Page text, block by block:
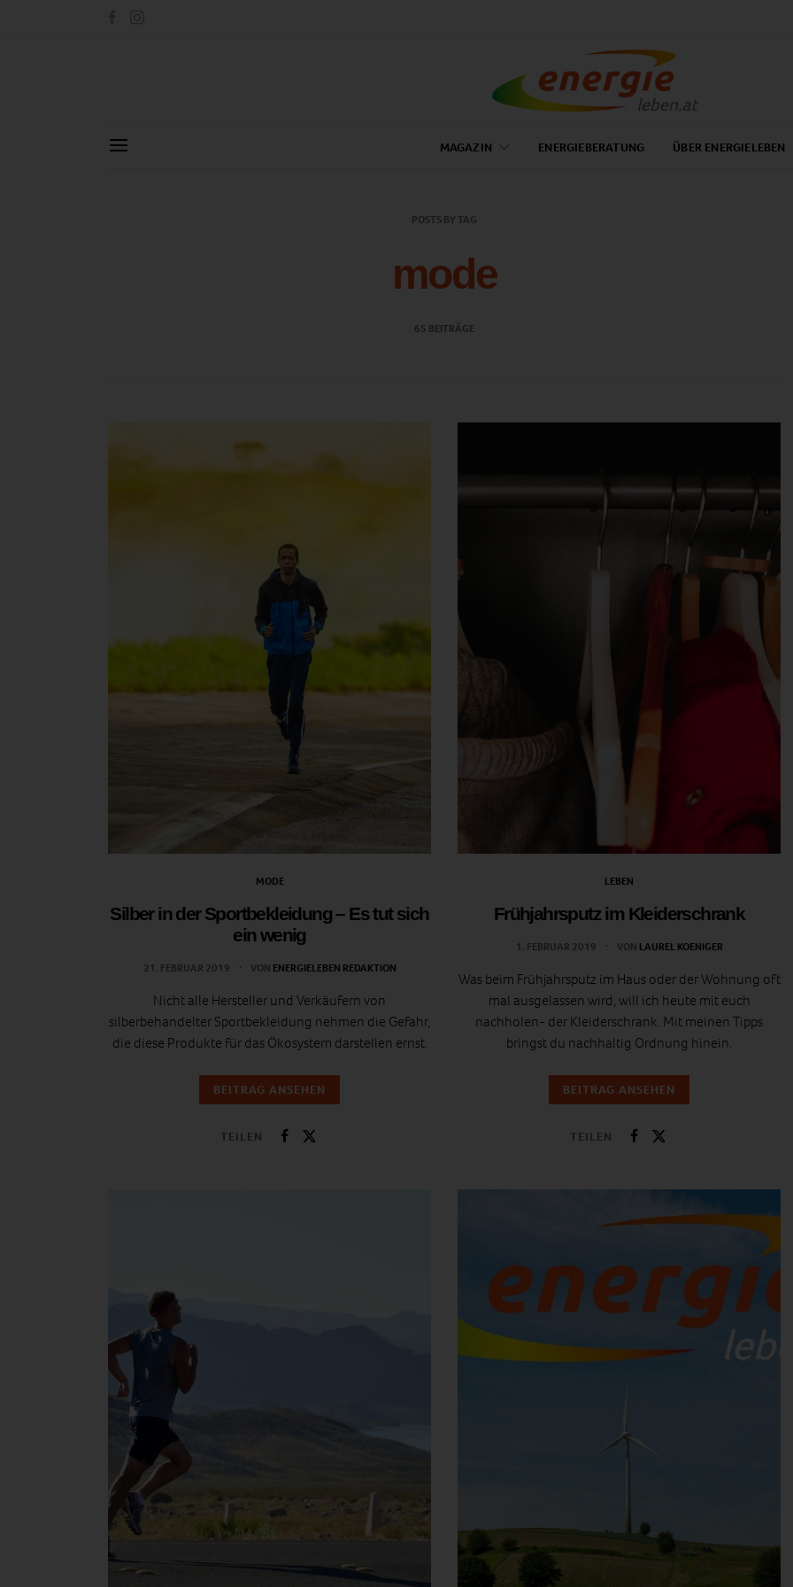
MAGAZIN ENERGIEBERATUNG ÜBER ENERGIELEBEN
POSTS BY TAG
mode
65 BEITRÄGE
MODE
Silber in der Sportbekleidung – Es tut sich
ein wenig
21. FEBRUAR 2019 VON ENERGIELEBEN REDAKTION
Nicht alle Hersteller und Verkäufern von
silberbehandelter Sportbekleidung nehmen die Gefahr,
die diese Produkte für das Ökosystem darstellen ernst.
BEITRAG ANSEHEN
TEILEN
LEBEN
Frühjahrsputz im Kleiderschrank
1. FEBRUAR 2019 VON LAUREL KOENIGER
Was beim Frühjahrsputz im Haus oder der Wohnung oft
mal ausgelassen wird, will ich heute mit euch
nachholen- der Kleiderschrank. Mit meinen Tipps
bringst du nachhaltig Ordnung hinein.
BEITRAG ANSEHEN
TEILEN